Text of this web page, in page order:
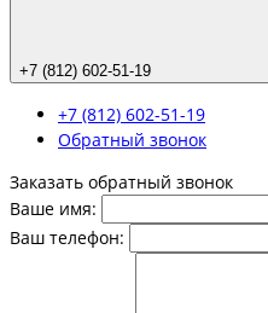
+7 (812) 602-51-19
+7 (812) 602-51-19
Обратный звонок
Заказать обратный звонок
Ваше имя:
Ваш телефон: